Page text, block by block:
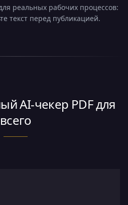
реальных рабочих процессов:
текст перед публикацией.
AI-чекер PDF для
всего